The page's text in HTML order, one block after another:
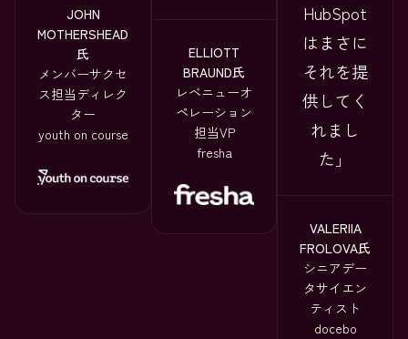
JOHN
MOTHERSHEAD
氏
メンバーサクセ
ス担当ディレク
ター
youth on course
ELLIOTT
BRAUND氏
レベニューオ
ペレーション
担当VP
fresha
HubSpot
はまさに
それを提
供してく
れまし
た
VALERIIA
FROLOVA氏
シニアデー
タサイエン
ティスト
docebo